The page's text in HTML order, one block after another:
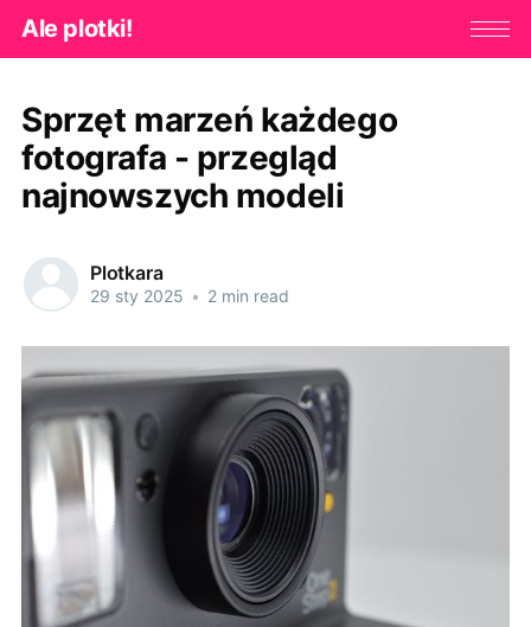
Ale plotki!
Sprzęt marzeń każdego
fotografa - przegląd
najnowszych modeli
Plotkara
29 sty 2025 • 2 min read